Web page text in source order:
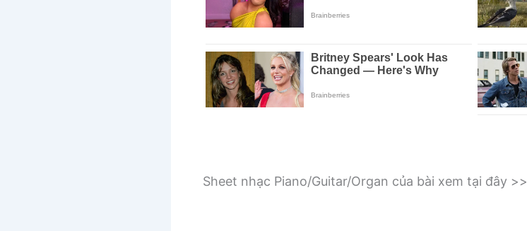
Sheet nhạc Piano/Guitar/Organ của bài xem tại đây >>